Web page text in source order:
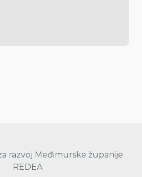
razvoj Međimurske županije
REDEA